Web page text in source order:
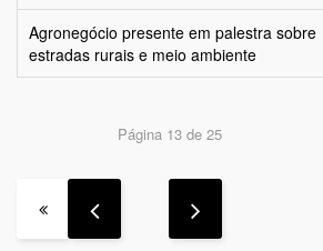
Agronegócio presente em palestra sobre
estradas rurais e meio ambiente
Página 13 de 25